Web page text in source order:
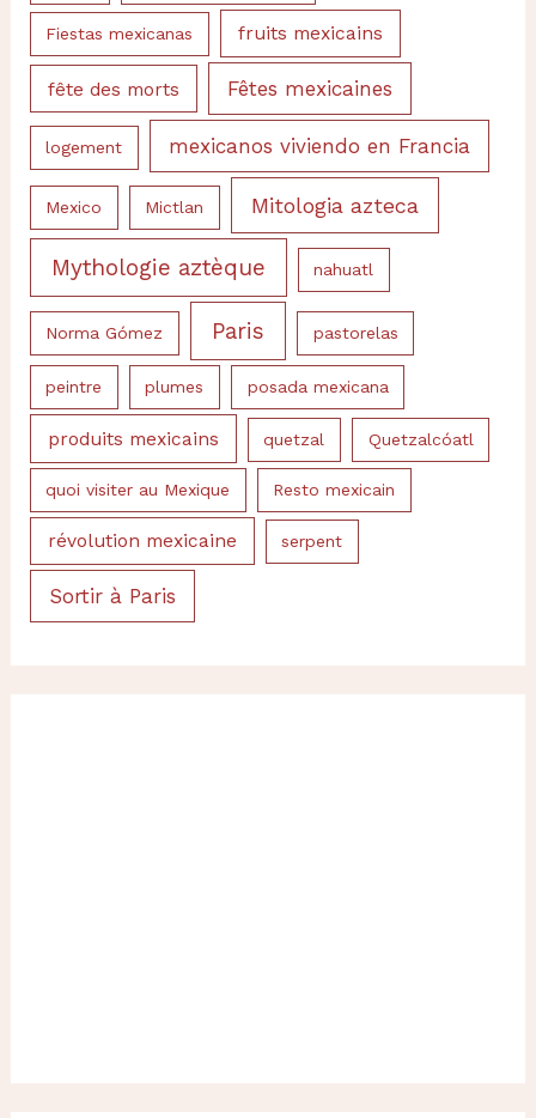
Fiestas mexicanas fruits mexicains
fête des morts Fêtes mexicaines
logement mexicanos viviendo en Francia
Mexico Mictlan Mitologia azteca
Mythologie aztèque nahuatl
Norma Gómez Paris pastorelas
peintre plumes posada mexicana
produits mexicains quetzal Quetzalcóatl
quoi visiter au Mexique Resto mexicain
révolution mexicaine serpent
Sortir à Paris